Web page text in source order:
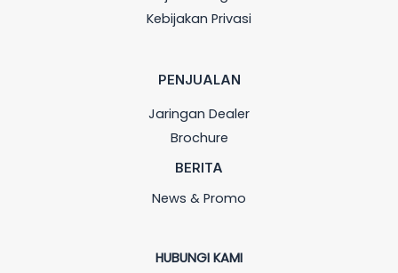
Kebijakan Privasi
PENJUALAN
Jaringan Dealer
Brochure
BERITA
News & Promo
HUBUNGI KAMI